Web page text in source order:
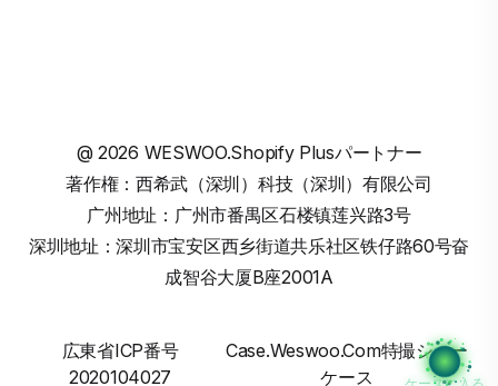
@2026 WESWOO.Shopify Plusパートナー
著作権：西希武（深圳）科技（深圳）有限公司
广州地址：广州市番禺区石楼镇莲兴路3号
深圳地址：深圳市宝安区西乡街道共乐社区铁仔路60号奋
成智谷大厦B座2001A
広東省ICP番号
2020104027
Case.weswoo.com特撮ショー
ケース